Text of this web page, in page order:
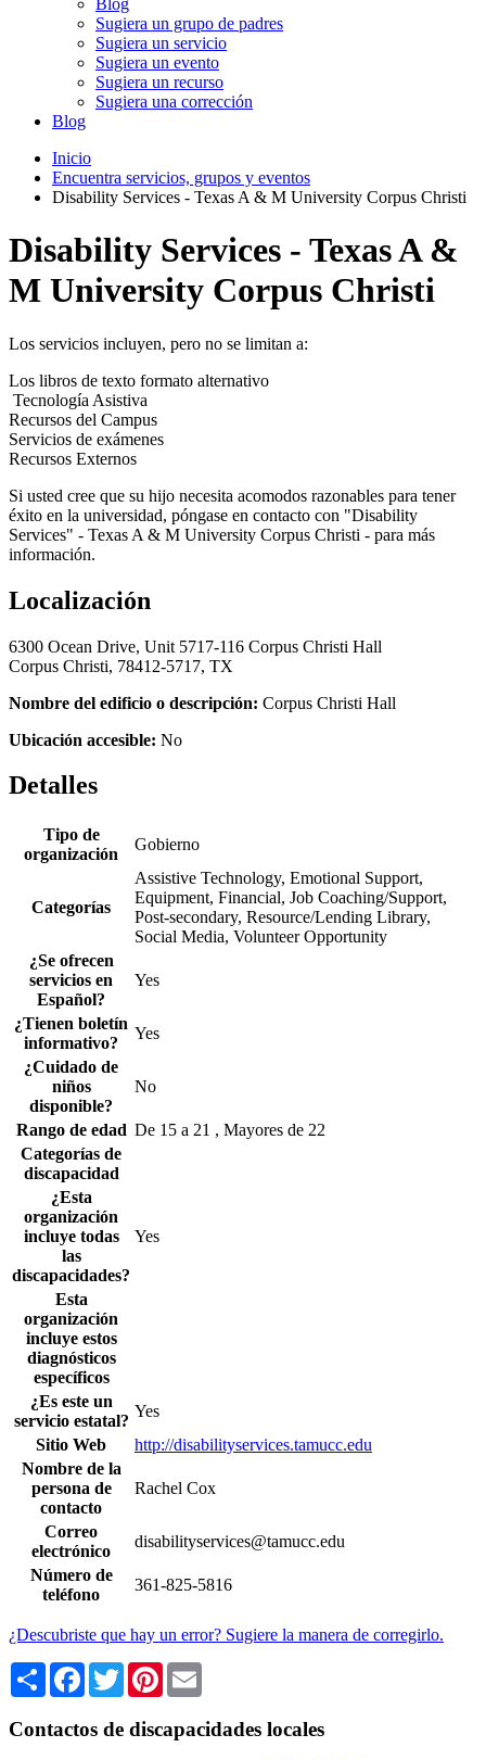
Sugiera un grupo de padres
Sugiera un servicio
Sugiera un evento
Sugiera un recurso
Sugiera una corrección
Blog
Inicio
Encuentra servicios, grupos y eventos
Disability Services - Texas A & M University Corpus Christi
Disability Services - Texas A &
M University Corpus Christi
Los servicios incluyen, pero no se limitan a:
Los libros de texto formato alternativo
Tecnología Asistiva
Recursos del Campus
Servicios de exámenes
Recursos Externos
Si usted cree que su hijo necesita acomodos razonables para tener
éxito en la universidad, póngase en contacto con "Disability
Services" - Texas A & M University Corpus Christi - para más
información.
Localización
6300 Ocean Drive, Unit 5717-116 Corpus Christi Hall
Corpus Christi, 78412-5717, TX
Nombre del edificio o descripción: Corpus Christi Hall
Ubicación accesible: No
Detalles
Tipo de
organización
Gobierno
Categorías
Assistive Technology, Emotional Support,
Equipment, Financial, Job Coaching/Support,
Post-secondary, Resource/Lending Library,
Social Media, Volunteer Opportunity
¿Se ofrecen
servicios en
Español?
Yes
¿Tienen boletín
informativo?
Yes
¿Cuidado de
niños
disponible?
No
Rango de edad De 15 a 21 , Mayores de 22
Categorías de
discapacidad
¿Esta
organización
incluye todas
las
discapacidades?
Yes
Esta
organización
incluye estos
diagnósticos
específicos
¿Es este un
servicio estatal?
Yes
Sitio Web
http://disabilityservices.tamucc.edu
Nombre de la
persona de
contacto
Rachel Cox
Correo
electrónico
disabilityservices@tamucc.edu
Número de
teléfono
361-825-5816
¿Descubriste que hay un error? Sugiere la manera de corregirlo.
Share Facebook
TwitterPinterest
Contactos de discapacidades locales